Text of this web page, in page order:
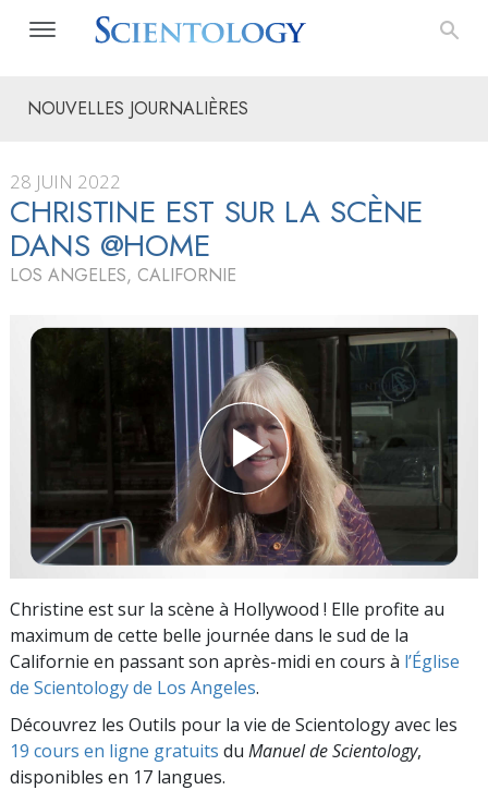
NOUVELLES JOURNALIÈRES
28 JUIN 2022
CHRISTINE EST SUR LA SCÈNE
DANS @HOME
LOS ANGELES, CALIFORNIE
Christine est sur la scène à Hollywood ! Elle profite au
maximum de cette belle journée dans le sud de la
Californie en passant son après-midi en cours à l’Église
de Scientology de Los Angeles.
Découvrez les Outils pour la vie de Scientology avec les
19 cours en ligne gratuits du Manuel de Scientology,
disponibles en 17 langues.